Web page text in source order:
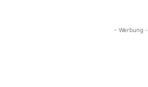
- Werbung -